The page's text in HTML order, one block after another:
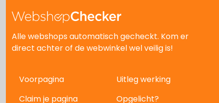
Alle webshops automatisch gecheckt. Kom er
direct achter of de webwinkel wel veilig is!
Voorpagina
Uitleg werking
Claim je pagina
Opgelicht?